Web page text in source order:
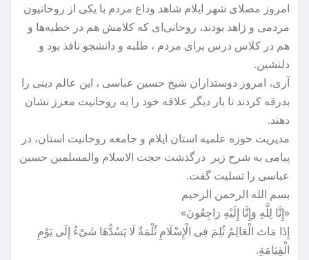
امروز مصلای شهر ایلام شاهد وداع مردم با یکی از روحانیون
مردمی و زاهد بودند، روحانی‌ای که کلامش هم در خطبه‌ها و
هم در کلاس درس برای مردم ، طلبه و دانشجو نافذ بود و
دلنشین.
آری، امروز دوستداران شیخ حسین عباسی ، این عالم دینی را
بدرقه کردند تا بار دیگر علاقه خود را به روحانیت معزز نشان
دهند.
مدیریت حوزه علمیه استان ایلام و جامعه روحانیت استان، در
پیامی به شرح زیر درگذشت حجت الاسلام والمسلمین حسین
عباسی را تسلیت گفت.
بسم الله الرحمن الرحیم
«إِنَّا لِلَّهِ وَإِنَّا إِلَیْهِ رَاجِعُونَ»
إِذَا مَاتَ الْعَالِمُ ثُلِمَ فِی الْإِسْلَامِ ثُلْمَةٌ لَا یَسُدُّهَا شَیْءٌ إِلَی یَوْمِ
الْقِیَامَةِ.